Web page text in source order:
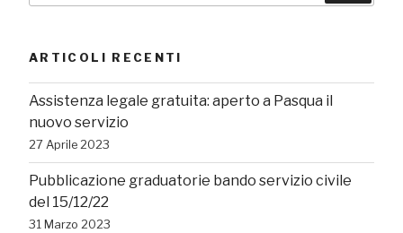
ARTICOLI RECENTI
Assistenza legale gratuita: aperto a Pasqua il
nuovo servizio
27 Aprile 2023
Pubblicazione graduatorie bando servizio civile
del 15/12/22
31 Marzo 2023